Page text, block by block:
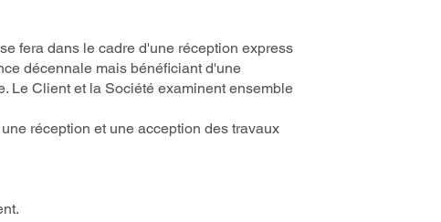
fera dans le cadre d'une réception express
décennale mais bénéficiant d'une
Le Client et la Société examinent ensemble
réception et une acception des travaux